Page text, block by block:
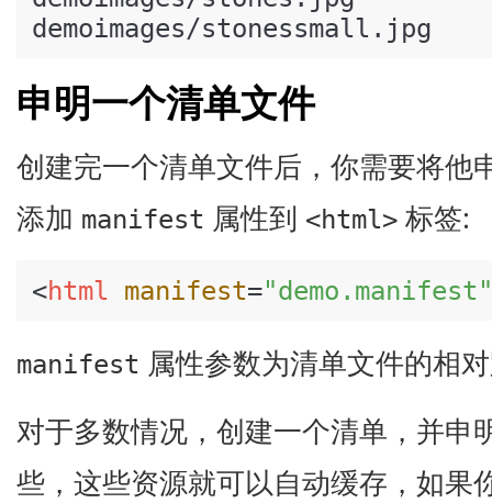
申明一个清单文件
创建完一个清单文件后，你需要将他
添加 manifest 属性到 <html> 标签:
<html manifest="demo.manifest"
manifest 属性参数为清单文件的相
对于多数情况，创建一个清单，并申
些，这些资源就可以自动缓存，如果